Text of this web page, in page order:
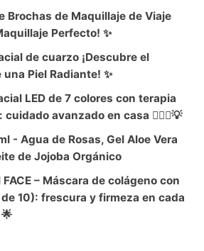
Brochas de Maquillaje de Viaje
Perfecto! ✨
de cuarzo ¡Descubre el
Piel Radiante! ✨
LED de 7 colores con terapia
avanzado en casa 🧖‍♀️✨💡
- Agua de Rosas, Gel Aloe Vera
de Jojoba Orgánico
FACE – Máscara de colágeno con
10): frescura y firmeza en cada